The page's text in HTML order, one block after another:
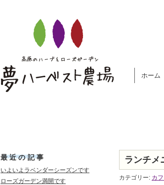
ホーム
ランチメ
カテゴリー: カ
最近の記事
いよいよラベンダーシーズンです
ローズガーデン満開です